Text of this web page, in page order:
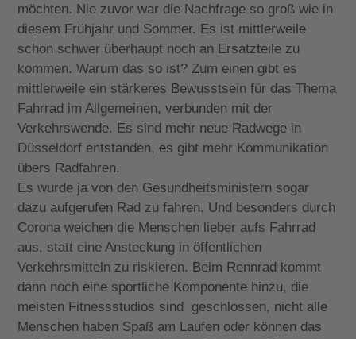
möchten. Nie zuvor war die Nachfrage so groß wie in
diesem Frühjahr und Sommer. Es ist mittlerweile
schon schwer überhaupt noch an Ersatzteile zu
kommen. Warum das so ist? Zum einen gibt es
mittlerweile ein stärkeres Bewusstsein für das Thema
Fahrrad im Allgemeinen, verbunden mit der
Verkehrswende. Es sind mehr neue Radwege in
Düsseldorf entstanden, es gibt mehr Kommunikation
übers Radfahren.
Es wurde ja von den Gesundheitsministern sogar
dazu aufgerufen Rad zu fahren. Und besonders durch
Corona weichen die Menschen lieber aufs Fahrrad
aus, statt eine Ansteckung in öffentlichen
Verkehrsmitteln zu riskieren. Beim Rennrad kommt
dann noch eine sportliche Komponente hinzu, die
meisten Fitnessstudios sind geschlossen, nicht alle
Menschen haben Spaß am Laufen oder können das